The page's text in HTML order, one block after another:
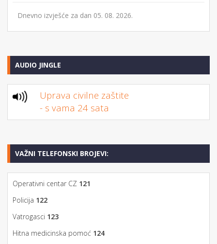
Dnevno izvješće za dan 05. 08. 2026.
AUDIO JINGLE
Uprava civilne zaštite
- s vama 24 sata
VAŽNI TELEFONSKI BROJEVI:
Operativni centar CZ 121
Policija 122
Vatrogasci 123
Hitna medicinska pomoć 124